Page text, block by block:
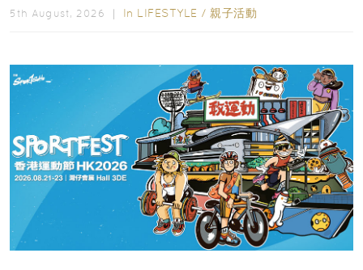
5th August, 2026 ｜ In LIFESTYLE / 親子活動